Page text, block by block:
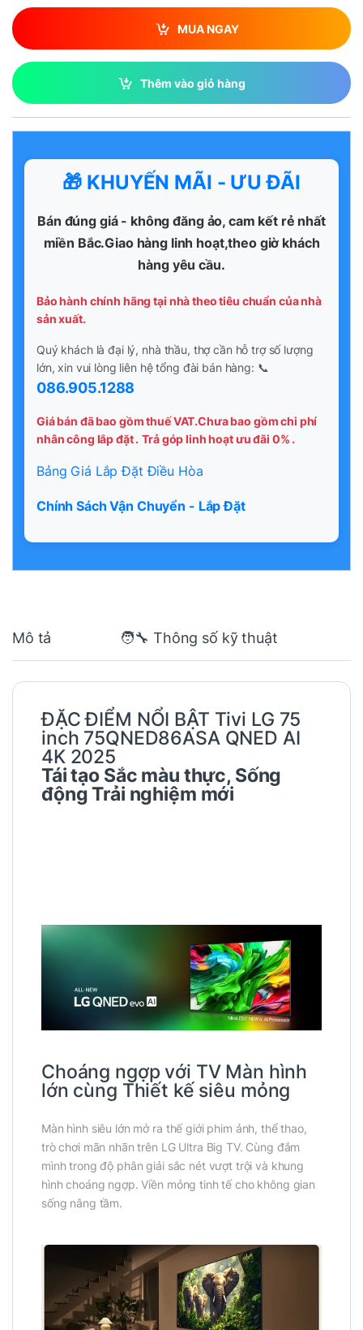
MUA NGAY
Thêm vào giỏ hàng
🎁 KHUYẾN MÃI - ƯU ĐÃI
Bán đúng giá - không đăng ảo, cam kết rẻ nhất
miền Bắc.Giao hàng linh hoạt,theo giờ khách
hàng yêu cầu.
Bảo hành chính hãng tại nhà theo tiêu chuẩn của nhà
sản xuất.
Quý khách là đại lý, nhà thầu, thợ cần hỗ trợ số lượng
lớn, xin vui lòng liên hệ tổng đài bán hàng: 📞
086.905.1288
Giá bán đã bao gồm thuế VAT.Chưa bao gồm chi phí
nhân công lắp đặt . Trả góp linh hoạt ưu đãi 0% .
Bảng Giá Lắp Đặt Điều Hòa
Chính Sách Vận Chuyển - Lắp Đặt
Mô tả 🧑‍🔧 Thông số kỹ thuật
ĐẶC ĐIỂM NỔI BẬT Tivi LG 75
inch 75QNED86ASA QNED AI
4K 2025
Tái tạo Sắc màu thực, Sống
động Trải nghiệm mới
Choáng ngợp với TV Màn hình
lớn cùng Thiết kế siêu mỏng
Màn hình siêu lớn mở ra thế giới phim ảnh, thể thao,
trò chơi mãn nhãn trên LG Ultra Big TV. Cùng đắm
mình trong độ phân giải sắc nét vượt trội và khung
hình choáng ngợp. Viền mỏng tinh tế cho không gian
sống nâng tầm.